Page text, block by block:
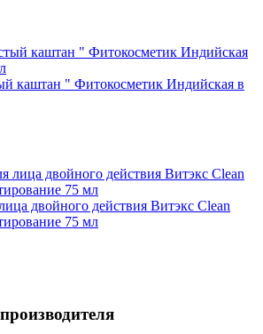
каштан " Фитокосметик Индийская в
двойного действия Витэкс Clean
75 мл